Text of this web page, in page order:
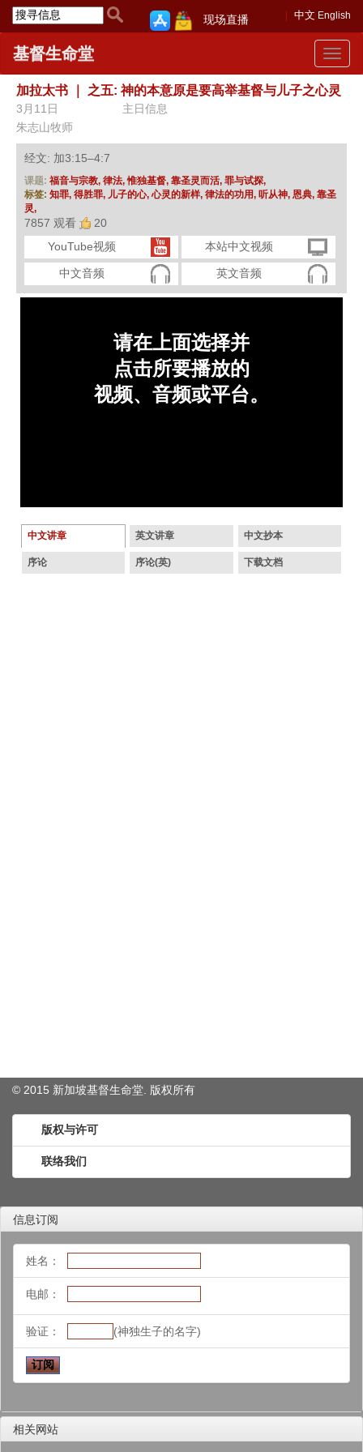
中文 English
现场直播
Toggle
基督生命堂
加拉太书 之五: 神的本意原是要高举基督与儿子之心灵
3月11日
主日信息
朱志山牧师
经文: 加3:15–4:7
课题: 福音与宗教, 律法,惟独基督, 靠圣灵而活, 罪与试探,
标签: 知罪, 得胜罪, 儿子的心,心灵的新样, 律法的功用, 听从神, 恩典, 靠圣
灵,
7857 观看
20
YouTube视频
本站中文视频
中文音频 英文音频
中文讲章 英文讲章 中文抄本
序论 序论(英) 下载文档
© 2015 新加坡基督生命堂. 版权所有
版权与许可
联络我们
信息订阅
姓名：
电邮：
验证： (神独生子的名字)
相关网站